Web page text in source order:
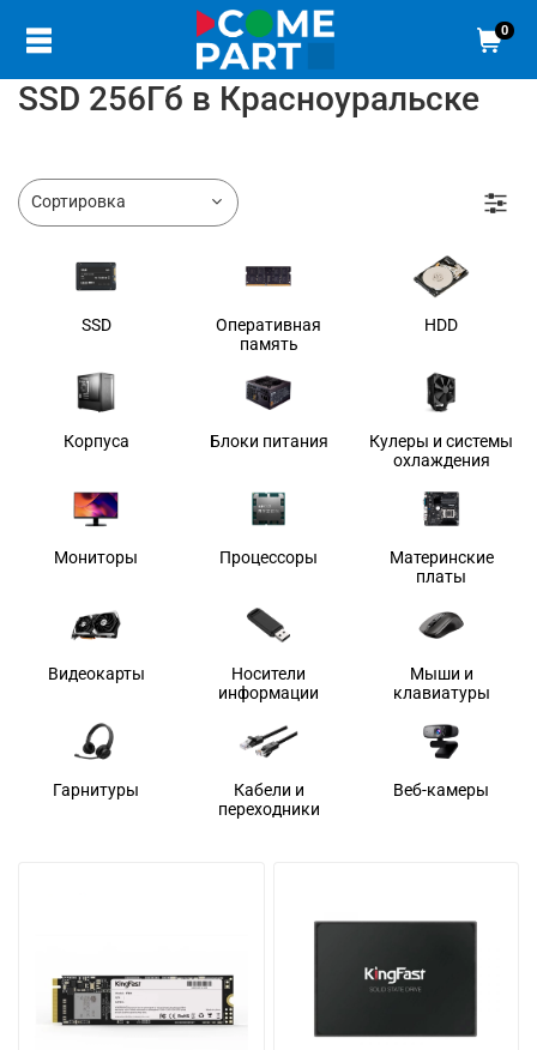
0
SSD 256Гб в Красноуральске
SSD
Оперативная
память
HDD
Корпуса Блоки питания
Кулеры и системы
охлаждения
Мониторы Процессоры
Материнские
платы
Видеокарты
Носители
информации
Мыши и
клавиатуры
Гарнитуры
Кабели и
переходники
Веб-камеры